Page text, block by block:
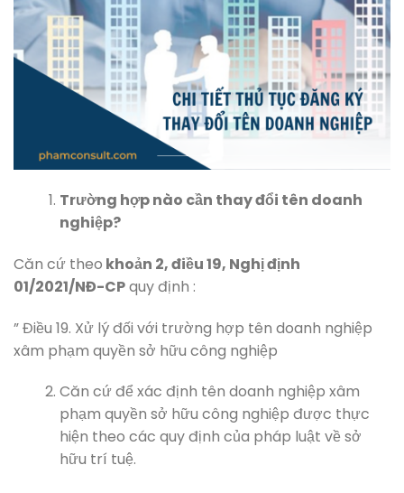
Trường hợp nào cần thay đổi tên doanh
nghiệp?
Căn cứ theo khoản 2, điều 19, Nghị định
01/2021/NĐ-CPquy định :
” Điều 19. Xử lý đối với trường hợp tên doanh nghiệp
xâm phạm quyền sở hữu công nghiệp
Căn cứ để xác định tên doanh nghiệp xâm
phạm quyền sở hữu công nghiệp được thực
hiện theo các quy định của pháp luật về sở
hữu trí tuệ.